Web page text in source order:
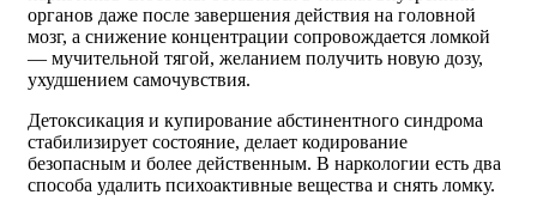
органов даже после завершения действия на головной
мозг, а снижение концентрации сопровождается ломкой
— мучительной тягой, желанием получить новую дозу,
ухудшением самочувствия.
Детоксикация и купирование абстинентного синдрома
стабилизирует состояние, делает кодирование
безопасным и более действенным. В наркологии есть два
способа удалить психоактивные вещества и снять ломку.